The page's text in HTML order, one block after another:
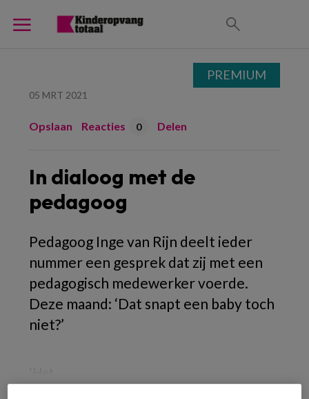
05 MRT 2021
Opslaan Reacties 0 Delen
In dialoog met de
pedagoog
Pedagoog Inge van Rijn deelt ieder
nummer een gesprek dat zij met een
pedagogisch medewerker voerde.
Deze maand: ‘Dat snapt een baby toch
niet?’
PREMIUM